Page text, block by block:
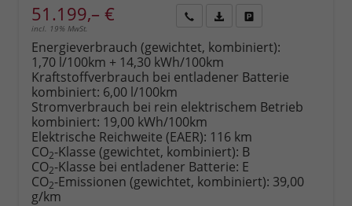
51.199,– €
incl. 19% MwSt.
anfordernDatei,
Fahrzeugexposé
drucken
drucken,
parken
oder
vergleichen
Energieverbrauch (gewichtet, kombiniert):
1,70 l/100km + 14,30 kWh/100km
Kraftstoffverbrauch bei entladener Batterie
kombiniert: 6,00 l/100km
Stromverbrauch bei rein elektrischem Betrieb
kombiniert: 19,00 kWh/100km
Elektrische Reichweite (EAER): 116 km
CO2-Klasse (gewichtet, kombiniert): B
CO2-Klasse bei entladener Batterie: E
CO2-Emissionen (gewichtet, kombiniert): 39,00
g/km